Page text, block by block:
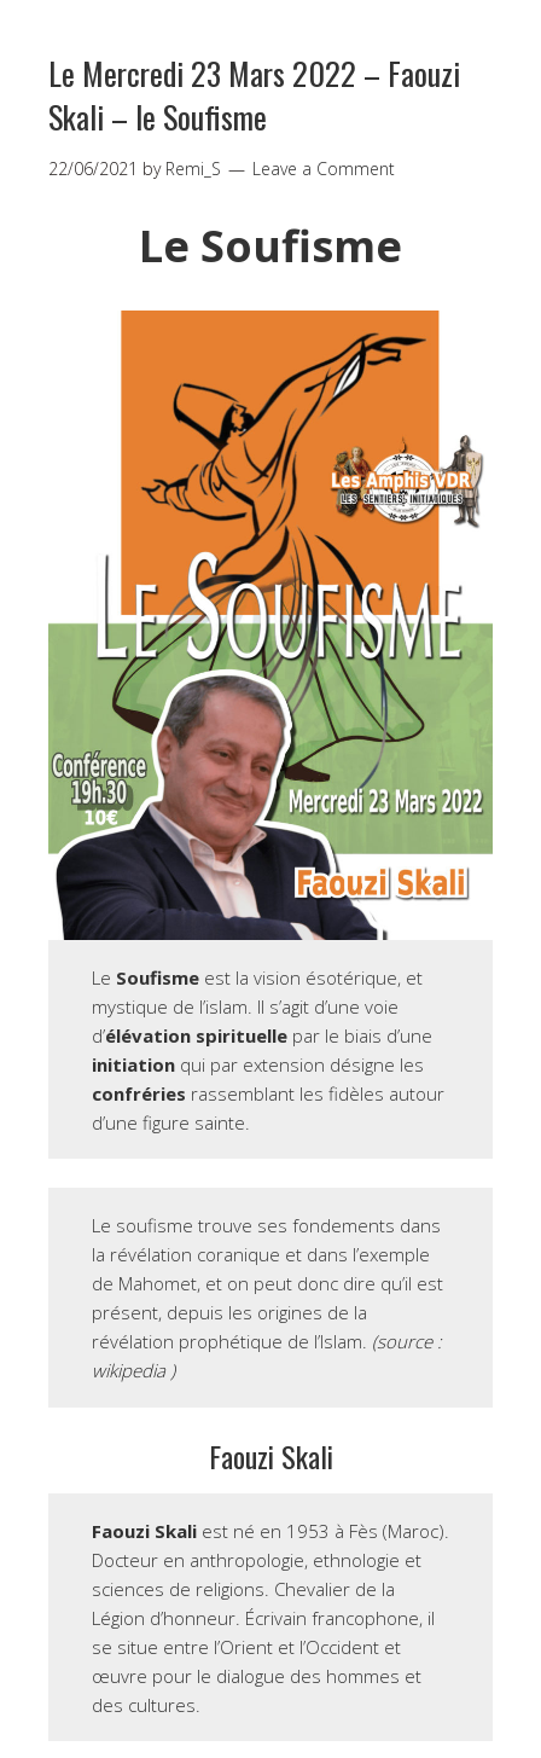
Le Mercredi 23 Mars 2022 – Faouzi
Skali – le Soufisme
22/06/2021 by Remi_S Leave a Comment
Le Soufisme
Le Soufismeest la vision ésotérique, et
mystique de l’islam. Il s’agit d’une voie
d’élévation spirituellepar le biais d’une
initiationqui par extension désigne les
confréries rassemblant les fidèles autour
d’une figure sainte.
Le soufisme trouve ses fondements dans
la révélation coranique et dans l’exemple
de Mahomet, et on peut donc dire qu’il est
présent, depuis les origines de la
révélation prophétique de l’Islam. (source :
wikipedia )
Faouzi Skali
Faouzi Skaliest né en 1953 à Fès (Maroc).
Docteur en anthropologie, ethnologie et
sciences de religions. Chevalier de la
Légion d’honneur. Écrivain francophone, il
se situe entre l’Orient et l’Occident et
œuvre pour le dialogue des hommes et
des cultures.